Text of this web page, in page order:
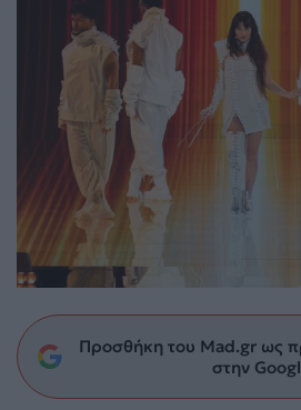
Προσθήκη του Mad.gr ως
στην